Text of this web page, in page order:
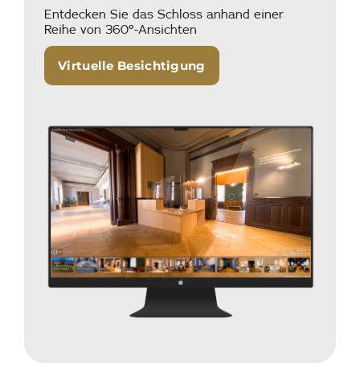
Entdecken Sie das Schloss anhand einer
Reihe von 360°-Ansichten
Virtuelle Besichtigung